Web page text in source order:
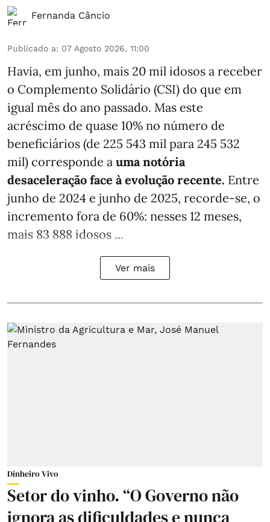
Fernanda Câncio
Publicado a: 07 Agosto 2026, 11:00
Havia, em junho, mais 20 mil idosos a receber
o Complemento Solidário (CSI) do que em
igual mês do ano passado. Mas este
acréscimo de quase 10% no número de
beneficiários (de 225 543 mil para 245 532
mil) corresponde a uma notória
desaceleração face à evolução recente. Entre
junho de 2024 e junho de 2025, recorde-se, o
incremento fora de 60%: nesses 12 meses,
mais 83 888 idosos ...
Ver mais
Dinheiro Vivo
Setor do vinho. “O Governo não
ignora as dificuldades e nunca